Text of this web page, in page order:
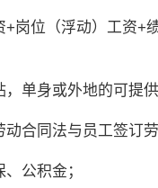
+岗位（浮动）工资+
单身或外地的可提供
合同法与员工签订劳
公积金；